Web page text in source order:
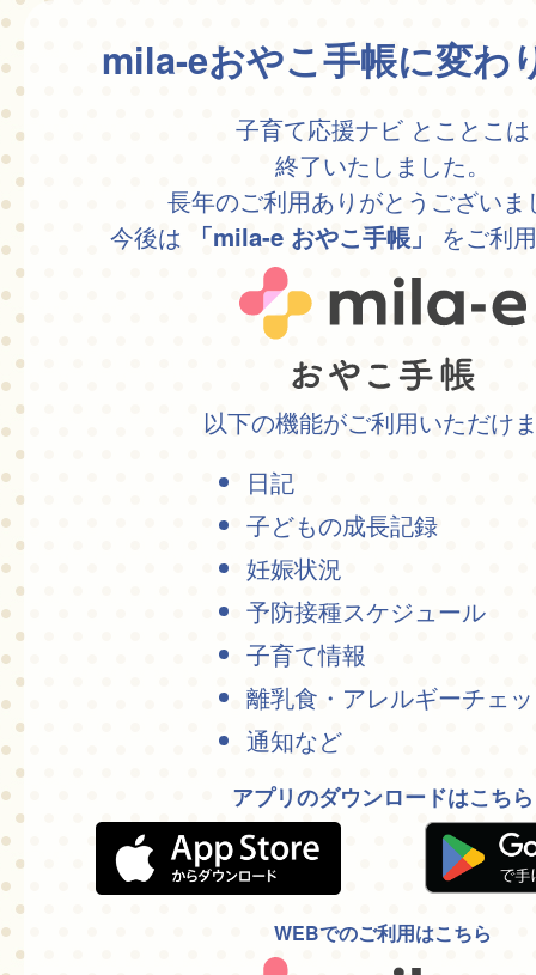
mila-eおやこ手帳に変わ
子育て応援ナビ とことこは
終了いたしました。
長年のご利用ありがとうございま
今後は
「mila-e おやこ手帳」 をご利
以下の機能がご利用いただけ
日記
子どもの成長記録
妊娠状況
予防接種スケジュール
子育て情報
離乳食・アレルギーチェ
通知など
アプリのダウンロードはこちら
WEBでのご利用はこちら